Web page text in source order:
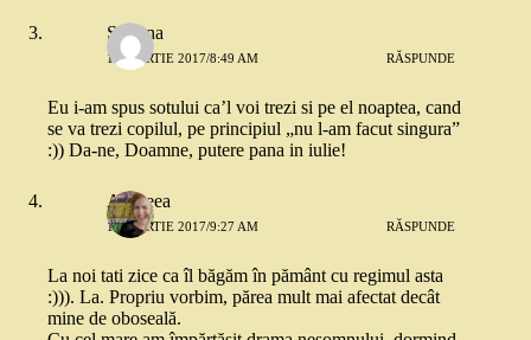
Simona
15 MARTIE 2017/8:49 AM RĂSPUNDE
Eu i-am spus sotului ca’l voi trezi si pe el noaptea, cand
se va trezi copilul, pe principiul „nu l-am facut singura”
:)) Da-ne, Doamne, putere pana in iulie!
Andreea
15 MARTIE 2017/9:27 AM RĂSPUNDE
La noi tati zice ca îl băgăm în pământ cu regimul asta
:))). La. Propriu vorbim, părea mult mai afectat decât
mine de oboseală.